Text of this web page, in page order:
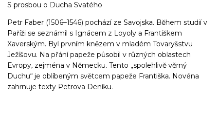
S prosbou o Ducha Svatého
Petr Faber (1506–1546) pochází ze Savojska. Během studií v
Paříži se seznámil s Ignácem z Loyoly a Františkem
Xaverským. Byl prvním knězem v mladém Tovaryšstvu
Ježíšovu. Na přání papeže působil v různých oblastech
Evropy, zejména v Německu. Tento „spolehlivě věrný
Duchu“ je oblíbeným světcem papeže Františka. Novéna
zahrnuje texty Petrova Deníku.